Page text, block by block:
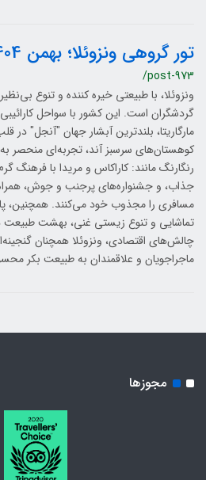
تور گروهی ونزوئلا؛ بهمن 1404
/post-973
ونزوئلا، با طبیعتی خیره کننده و تنوع
گردشگران است. این کشور با سواحل کارائیبی
مارگاریتا، بلندترین آبشار جهان "آنجل" در
کوهستان‌های سرسبز آند، تجربه‌ای منحصر
رنگارنگ مانند: کاراکاس و مریدا با فرهنگ
جذاب، و جشنواره‌های پرجنب و جوش،
مسافری را مجذوب خود می‌کنند. همچنین،
تماشایی و تنوع زیستی غنی، بهشت
چالش‌های اقتصادی، ونزوئلا همچنان
ماجراجویان و علاقمندان به طبیعت بکر
مجوزها